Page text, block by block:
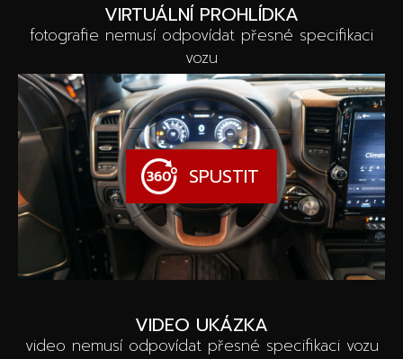
VIRTUÁLNÍ PROHLÍDKA
fotografie nemusí odpovídat přesné specifikaci
vozu
SPUSTIT
VIDEO UKÁZKA
video nemusí odpovídat přesné specifikaci vozu